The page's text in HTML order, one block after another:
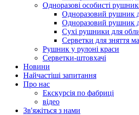
Одноразові особисті
Одноразовий рушник
Одноразовий рушник
Сухі рушники для
Серветки для зняття
Рушник у рулоні краси
Серветки-штовхачі
Новини
Найчастіші запитання
Про нас
Екскурсія по фабриці
відео
Зв'яжіться з нами